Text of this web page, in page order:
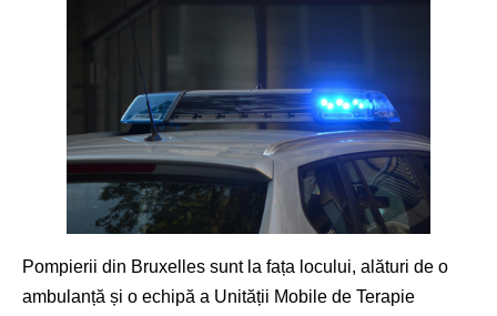
Pompierii din Bruxelles sunt la fața locului, alături de o
ambulanță și o echipă a Unității Mobile de Terapie